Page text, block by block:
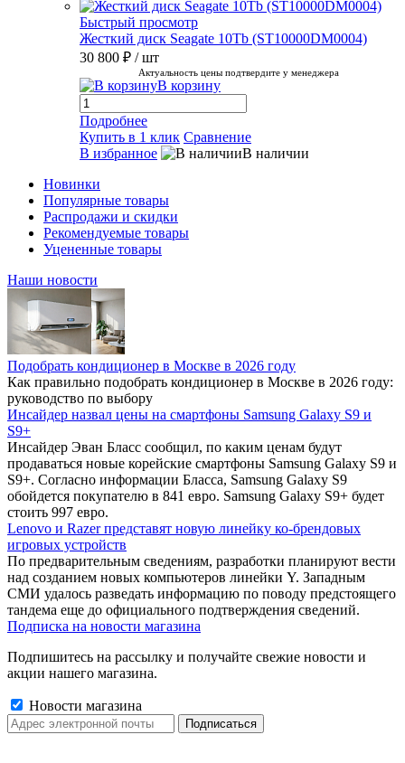
Быстрый просмотр
Жесткий диск Seagate 10Tb (ST10000DM0004)
30 800 ₽ / шт
Актуальность цены подтвердите у менеджера
В корзину
Подробнее
Купить в 1 клик Сравнение
В избранное
В наличии
Новинки
Популярные товары
Распродажи и скидки
Рекомендуемые товары
Уцененные товары
Наши новости
Подобрать кондиционер в Москве в 2026 году
Как правильно подобрать кондиционер в Москве в 2026 году:
руководство по выбору
Инсайдер назвал цены на смартфоны Samsung Galaxy S9 и
S9+
Инсайдер Эван Бласс сообщил, по каким ценам будут
продаваться новые корейские смартфоны Samsung Galaxy S9 и
S9+. Согласно информации Бласса, Samsung Galaxy S9
обойдется покупателю в 841 евро. Samsung Galaxy S9+ будет
стоить 997 евро.
Lenovo и Razer представят новую линейку ко-брендовых
игровых устройств
По предварительным сведениям, разработки планируют вести
над созданием новых компьютеров линейки Y. Западным
СМИ удалось разведать информацию по поводу предстоящего
тандема еще до официального подтверждения сведений.
Подписка на новости магазина
Подпишитесь на рассылку и получайте свежие новости и
акции нашего магазина.
Новости магазина